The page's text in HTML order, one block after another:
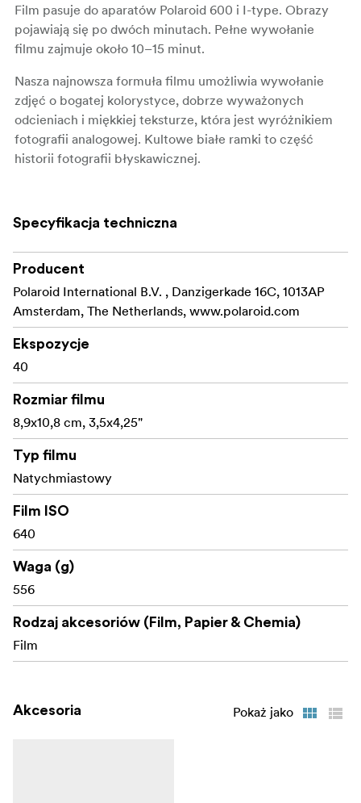
Film pasuje do aparatów Polaroid 600 i I-type. Obrazy
pojawiają się po dwóch minutach. Pełne wywołanie
filmu zajmuje około 10–15 minut.
Nasza najnowsza formuła filmu umożliwia wywołanie
zdjęć o bogatej kolorystyce, dobrze wyważonych
odcieniach i miękkiej teksturze, która jest wyróżnikiem
fotografii analogowej. Kultowe białe ramki to część
historii fotografii błyskawicznej.
Specyfikacja techniczna
Producent
Polaroid International B.V. , Danzigerkade 16C, 1013AP
Amsterdam, The Netherlands, www.polaroid.com
Ekspozycje
40
Rozmiar filmu
8,9x10,8 cm, 3,5x4,25"
Typ filmu
Natychmiastowy
Film ISO
640
Waga (g)
556
Rodzaj akcesoriów (Film, Papier & Chemia)
Film
Akcesoria Pokaż jako